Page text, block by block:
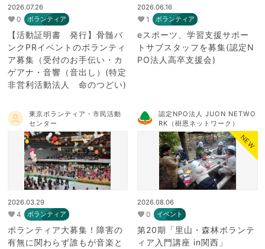
2026.07.26
0 ボランティア
【活動証明書 発行】骨髄バ
ンクPRイベントのボランティ
ア募集（受付のお手伝い・カ
ゲアナ・音響（音出し）(特定
非営利活動法人 命のつどい)
2026.06.16
1 ボランティア
eスポーツ、学習支援サポー
トサブスタッフを募集(認定N
PO法人高卒支援会)
東京ボランティア・市民活動
センター
2026.03.29
4 ボランティア
ボランティア大募集！障害の
有無に関わらず誰もが音楽と
認定NPO法人 JUON NETWO
RK（樹恩ネットワーク）
NEW
2026.08.06
0 イベント
第20期「里山・森林ボランテ
ィア入門講座 in関西」